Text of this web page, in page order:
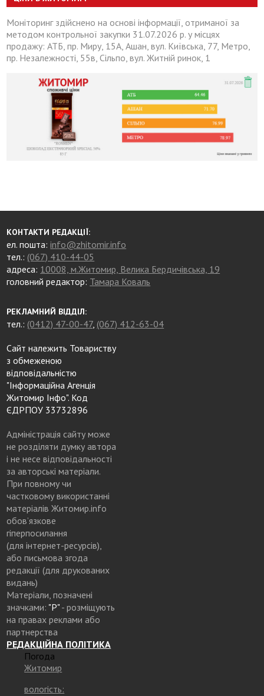
Моніторинг здійснено на основі інформації, отриманої за
методом контрольної закупки 31.07.2026 р. у місцях
продажу: АТБ, пр. Миру, 15А, Ашан, вул. Київська, 77, Метро,
пр. Незалежності, 55в, Сільпо, вул. Житній ринок, 1
КОНТАКТИ РЕДАКЦІЇ:
ел. пошта:info@zhitomir.info
тел.: (067) 410-44-05
адреса: 10008, м.Житомир, Велика Бердичівська, 19
головний редактор: Тамара Коваль
РЕКЛАМНИЙ ВІДДІЛ:
тел.: (0412) 47-00-47, (067) 412-63-04
Сайт належить Товариству
з обмеженою
відповідальністю
"Інформаційна Агенція
Житомир Інфо". Код
ЄДРПОУ 33732896
Адміністрація сайту може
не розділяти думку автора
і не несе відповідальності
за авторські матеріали.
При повному чи
частковому використанні
матеріалів Житомир.info
обов’язкове
гіперпосилання
(для інтернет-ресурсів),
або письмова згода
редакції (для друкованих
видань)
Матеріали, позначені
значками: "Р"- розміщують
на правах реклами або
партнерства
РЕДАКЦІЙНА ПОЛІТИКА
Погода
Житомир
вологість: